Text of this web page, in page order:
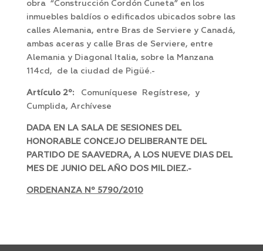
obra “Construcción Cordón Cuneta” en los
inmuebles baldíos o edificados ubicados sobre las
calles Alemania, entre Bras de Serviere y Canadá,
ambas aceras y calle Bras de Serviere, entre
Alemania y Diagonal Italia, sobre la Manzana
114cd, de la ciudad de Pigüé.-
Artículo 2º:Comuníquese Regístrese, y
Cumplida, Archívese
DADA EN LA SALA DE SESIONES DEL
HONORABLE CONCEJO DELIBERANTE DEL
PARTIDO DE SAAVEDRA, A LOS NUEVE DIAS DEL
MES DE JUNIO DEL AÑO DOS MIL DIEZ.-
ORDENANZA Nº 5790/2010